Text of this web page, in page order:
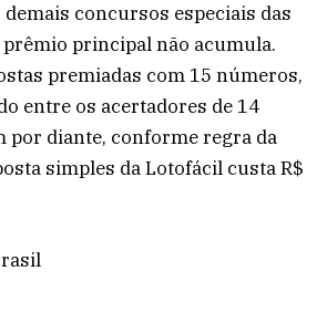
concursos especiais das
prêmio principal não acumula.
premiadas com 15 números,
entre os acertadores de 14
por diante, conforme regra da
simples da Lotofácil custa R$